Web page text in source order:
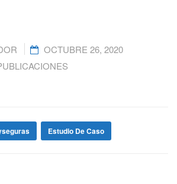
OCTUBRE 26, 2020
Estudio De Caso